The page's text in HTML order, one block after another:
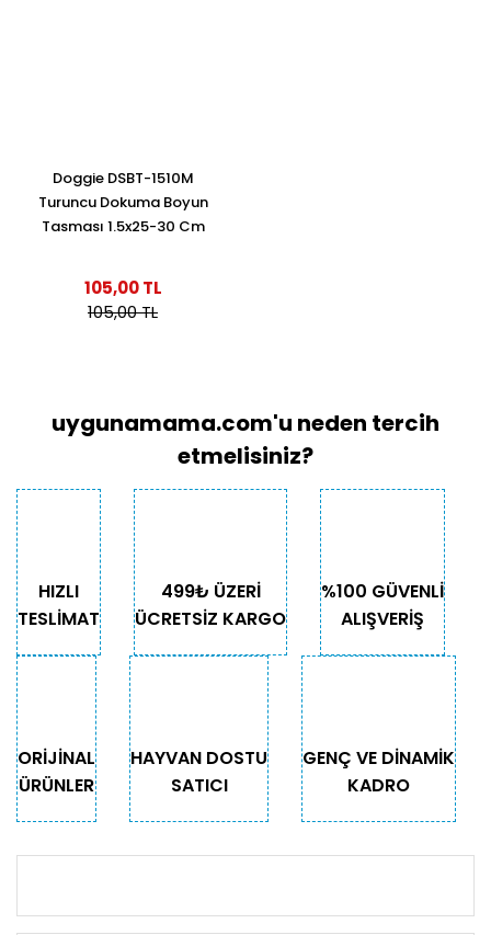
Doggie DSBT-1510M
Turuncu Dokuma Boyun
Tasması 1.5x25-30 Cm
105,00 TL
105,00 TL
uygunamama.com'u neden tercih
etmelisiniz?
HIZLI
TESLİMAT
499₺ ÜZERİ
ÜCRETSİZ KARGO
%100 GÜVENLİ
ALIŞVERİŞ
ORİJİNAL
ÜRÜNLER
HAYVAN DOSTU
SATICI
GENÇ VE DİNAMİK
KADRO